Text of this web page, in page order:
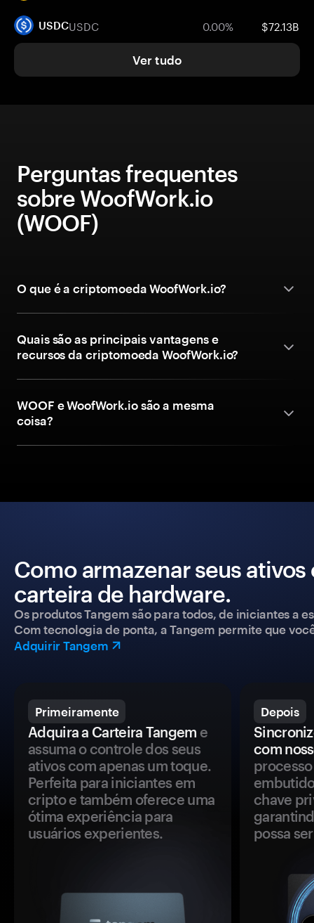
USDCUSDC 0.00% $72.13B
Ver tudo
Perguntas frequentes
sobre WoofWork.io
(WOOF)
O que é a criptomoeda WoofWork.io?
Quais são as principais vantagens e
recursos da criptomoeda WoofWork.io?
WOOF e WoofWork.io são a mesma
coisa?
Como armazenar seus
carteira de hardware.
Os produtos Tangem são para todos, de iniciantes a
Com tecnologia de ponta, a Tangem permite que
Adquirir Tangem
Primeiramente
Adquira a Carteira Tangem e
assuma o controle dos seus
ativos com apenas um toque.
Perfeita para iniciantes em
cripto e também oferece uma
ótima experiência para
usuários experientes.
Depois
com
chave
possa